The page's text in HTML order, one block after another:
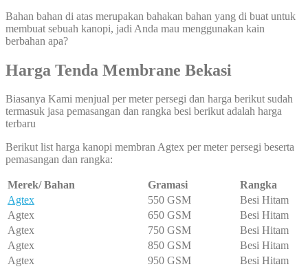
Bahan bahan di atas merupakan bahakan bahan yang di buat untuk
membuat sebuah kanopi, jadi Anda mau menggunakan kain
berbahan apa?
Harga Tenda Membrane Bekasi
Biasanya Kami menjual per meter persegi dan harga berikut sudah
termasuk jasa pemasangan dan rangka besi berikut adalah harga
terbaru
Berikut list harga kanopi membran Agtex per meter persegi beserta
pemasangan dan rangka:
Merek/ Bahan Gramasi
Rangka
Agtex
550 GSM
Besi Hitam
Agtex
650 GSM
Besi Hitam
Agtex
750 GSM
Besi Hitam
Agtex
850 GSM
Besi Hitam
Agtex
950 GSM Besi Hitam